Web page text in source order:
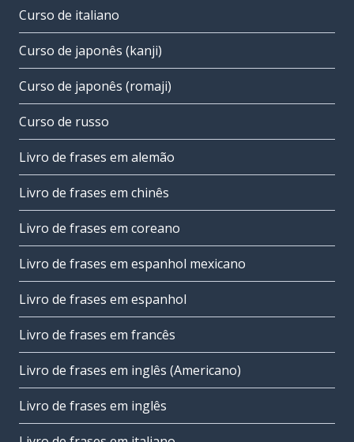
Curso de italiano
Curso de japonês (kanji)
Curso de japonês (romaji)
Curso de russo
Livro de frases em alemão
Livro de frases em chinês
Livro de frases em coreano
Livro de frases em espanhol mexicano
Livro de frases em espanhol
Livro de frases em francês
Livro de frases em inglês (Americano)
Livro de frases em inglês